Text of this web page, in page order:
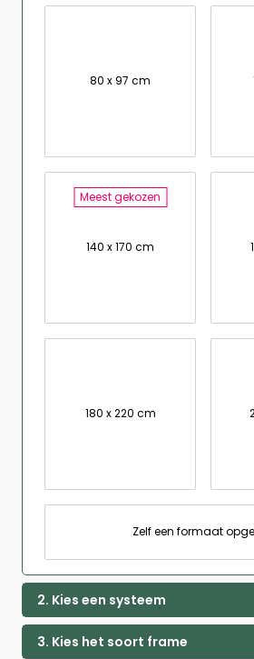
80 x 97 cm
Meest gekozen
140 x 170 cm
180 x 220 cm
Zelf een formaat
2. Kies een systeem
3. Kies het soort frame